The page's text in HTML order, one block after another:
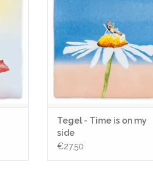
TOEVOEGEN AAN
Tegel - Time is on my
side
€27,50